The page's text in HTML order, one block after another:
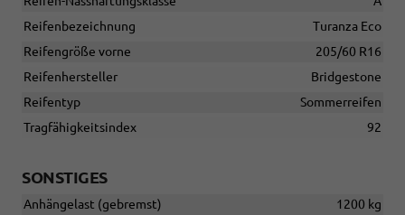
Reifenbezeichnung
Turanza Eco
Reifengröße vorne
205/60 R16
Reifenhersteller
Bridgestone
Reifentyp
Sommerreifen
Tragfähigkeitsindex
92
SONSTIGES
Anhängelast (gebremst)
1200 kg